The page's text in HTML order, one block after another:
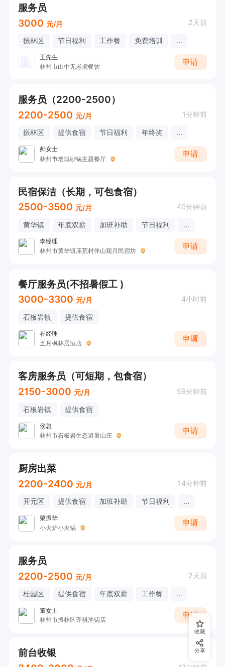
服务员
3000 元/月 2天前
振林区 节日福利 工作餐 免费培训 ...
王先生
林州市山中无老虎餐饮
申请
服务员（2200-2500）
2200-2500 元/月 1分钟前
振林区 提供食宿 节日福利 年终奖 ...
郝女士
林州市老城砂锅主题餐厅
申请
民宿保洁（长期，可包食宿）
2500-3500 元/月 40分钟前
黄华镇 年底双薪 加班补助 节日福利 ...
李经理
林州市黄华镇庙荒村伴山观月民宿坊
申请
餐厅服务员(不招暑假工 )
3000-3300 元/月 4小时前
石板岩镇 提供食宿
崔经理
五月枫林居酒店
申请
客房服务员（可短期，包食宿）
2150-3000 元/月 59分钟前
石板岩镇 提供食宿
侯总
林州市石板岩生态避暑山庄
申请
厨房出菜
2200-2400 元/月 14分钟前
开元区 提供食宿 加班补助 节日福利 ...
栗振华
小火炉小火锅
申请
服务员
2200-2500 元/月 2天前
桂园区 提供食宿 年底双薪 工作餐 ...
董女士
林州市振林区齐祺渔锅店
申请
前台收银
收藏
分享